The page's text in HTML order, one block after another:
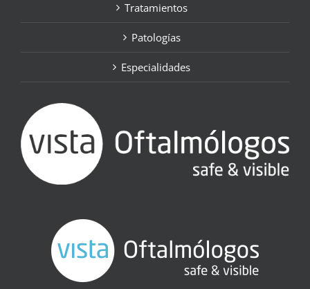
Tratamientos
Patologías
Especialidades